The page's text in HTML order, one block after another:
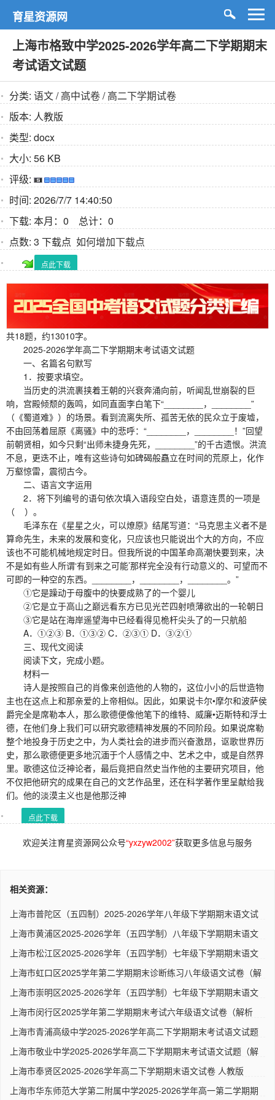
育星资源网
上海市格致中学2025-2026学年高二下学期期末
考试语文试题
分类: 语文/高中试卷/高二下学期试卷
版本: 人教版
类型: docx
大小: 56 KB
评级:
时间: 2026/7/7 14:40:50
下载: 本月：0 总计：0
点数: 3 下载点 如何增加下载点
点此下载
共18题，约13010字。
2025-2026学年高二下学期期末考试语文试题
一、名篇名句默写
1．按要求填空。
当历史的洪流裹挟着王朝的兴衰奔涌向前，听闻乱世崩裂的巨
响，宫殿倾颓的轰鸣，如同直面李白笔下“________，________”
（《蜀道难》）的场景。看到流离失所、孤苦无依的民众立于废墟，
不由回荡着屈原《离骚》中的悲呼：“________，________！”回望
前朝贤相，如今只剩“出师未捷身先死，________”的千古遗恨。洪流
不息，更迭不止，唯有这些诗句如碑碣般矗立在时间的荒原上，化作
万壑惊雷，震彻古今。
二、语言文字运用
2．将下列编号的语句依次填入语段空白处，语意连贯的一项是
（ ）。
毛泽东在《星星之火，可以燎原》结尾写道：“马克思主义者不是
算命先生，未来的发展和变化，只应该也只能说出个大的方向，不应
该也不可能机械地规定时日。但我所说的中国革命高潮快要到来，决
不是如有些人所谓‘有到来之可能’那样完全没有行动意义的、可望而不
可即的一种空的东西。________，________，________。”
①它是躁动于母腹中的快要成熟了的一个婴儿
②它是立于高山之巅远看东方已见光芒四射喷薄欲出的一轮朝日
③它是站在海岸遥望海中已经看得见桅杆尖头了的一只航船
A．①②③ B．①③② C．②③① D．③②①
三、现代文阅读
阅读下文，完成小题。
材料一
诗人是按照自己的肖像来创造他的人物的，这位小小的后世造物
主也在这点上和那亲爱的上帝相似。因此，如果说卡尔•摩尔和波萨侯
爵完全是席勒本人，那么歌德便像他笔下的维特、威廉•迈斯特和浮士
德，在他们身上我们可以研究歌德精神发展的不同阶段。如果说席勒
整个地投身于历史之中，为人类社会的进步而兴奋激昂，讴歌世界历
史，那么歌德便更多地沉湎于个人感情之中、艺术之中，或是自然界
里。歌德这位泛神论者，最后竟把自然史当作他的主要研究项目，他
不仅把他研究的成果在自己的文艺作品里，还在科学著作里呈献给我
们。他的淡漠主义也是他那泛神
点此下载
欢迎关注育星资源网公众号“yxzyw2002”获取更多信息与服务
相关资源：
上海市普陀区（五四制）2025-2026学年八年级下学期期末语文试
上海市黄浦区2025-2026学年（五四学制）八年级下学期期末语文
上海市松江区2025-2026学年（五四学制）七年级下学期期末语文
上海市虹口区2025学年第二学期期末诊断练习八年级语文试卷（解
上海市崇明区2025-2026学年（五四学制）七年级下学期期末语文
上海市闵行区2025学年第二学期期末考试六年级语文试卷（解析
上海市青浦高级中学2025-2026学年高二下学期期末考试语文试题
上海市敬业中学2025-2026学年高二下学期期末考试语文试题（解
上海市奉贤区2025-2026学年高二下学期期末语文试卷 人教版
上海市华东师范大学第二附属中学2025-2026学年高一第二学期期